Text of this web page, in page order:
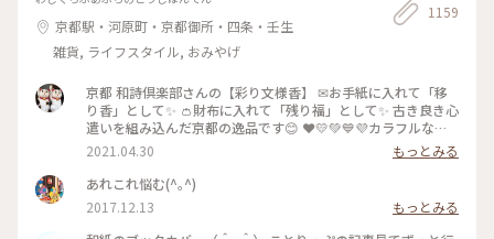
京都駅・河原町・京都御所・四条・壬生
雑貨, ライフスタイル, おみやげ
1159
京都 和詩倶楽部さんの【彩り文様香】 ✉お手紙に入れて「移
り香」として✨ 👛財布に入れて「残り福」として✨ 古き良き心
遣いを組み込んだ京都の逸品です😊 ❤️💛💚💙💜カラフルな可
愛い「京もの」 持ってるだけで幸せな気持ちになりますよ〜(*
´ᵕ`*) ❁❀✿✾🤍香りは 白檀🤍❁❀✿✾ 伝統文様の説明は写真5
枚目を見てくださいね✨ * 白檀はふくよかで優美さを兼ね備え
高貴な心打つ香りがします(*´˘`*)♡♡♡ 大好きな香りです(｡･
ω･｡)❁。🌼.*･ﾟ .ﾟ･*. * 古代より人の心を捉え 和らげてきた香
り。 お寺にいるような落ち着いた気持ちになります😌 * 今日
2021.04.30
もっとみる
あれこれ悩む(^｡^)
2017.12.13
もっとみる